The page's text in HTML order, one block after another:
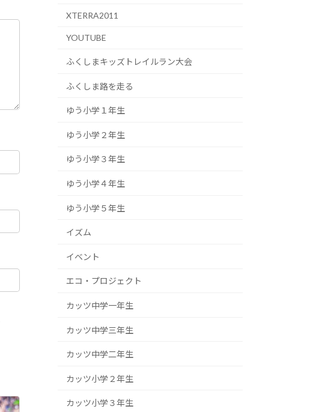
XTERRA2011
YOUTUBE
ふくしまキッズトレイルラン大会
ふくしま路を走る
ゆう小学１年生
ゆう小学２年生
ゆう小学３年生
ゆう小学４年生
ゆう小学５年生
イズム
イベント
エコ・プロジェクト
カッツ中学一年生
カッツ中学三年生
カッツ中学二年生
カッツ小学２年生
カッツ小学３年生